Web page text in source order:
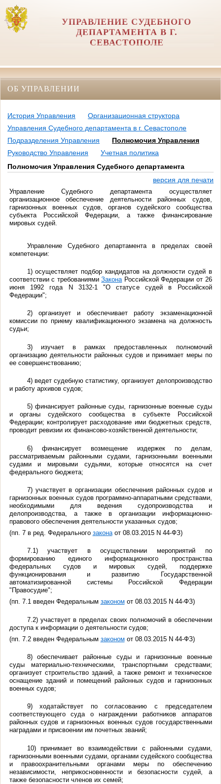
УПРАВЛЕНИЕ СУДЕБНОГО
ДЕПАРТАМЕНТА В Г.
СЕВАСТОПОЛЕ
ОБ УПРАВЛЕНИИ
История Управления
Организационная структора
Управления Судебного департамента в г. Севастополе
Подразделения Управления
Полномочия Управления
Руководство Управления
Учетная политика
Полномочия Управления Судебного департамента
версия для печати
Управление Судебного департамента осуществляет
организационное обеспечение деятельности районных судов,
гарнизонных военных судов, органов судейского сообщества
субъекта Российской Федерации, а также финансирование
мировых судей.
Управление Судебного департамента в пределах своей
компетенции:
1) осуществляет подбор кандидатов на должности судей в
соответствии с требованиямиЗакона Российской Федерации от 26
июня 1992 года N 3132-1 "О статусе судей в Российской
Федерации";
2) организует и обеспечивает работу экзаменационной
комиссии по приему квалификационного экзамена на должность
судьи;
3) изучает в рамках предоставленных полномочий
организацию деятельности районных судов и принимает меры по
ее совершенствованию;
4) ведет судебную статистику, организует делопроизводство
и работу архивов судов;
5) финансирует районные суды, гарнизонные военные суды
и органы судейского сообщества в субъекте Российской
Федерации; контролирует расходование ими бюджетных средств,
проводит ревизии их финансово-хозяйственной деятельности;
6) финансирует возмещение издержек по делам,
рассматриваемым районными судами, гарнизонными военными
судами и мировыми судьями, которые относятся на счет
федерального бюджета;
7) участвует в организации обеспечения районных судов и
гарнизонных военных судов программно-аппаратными средствами,
необходимыми для ведения судопроизводства и
делопроизводства, а также в организации информационно-
правового обеспечения деятельности указанных судов;
(пп. 7 в ред. Федерального законаот 08.03.2015 N 44-ФЗ)
7.1) участвует в осуществлении мероприятий по
формированию единого информационного пространства
федеральных судов и мировых судей, поддержке
функционирования и развитию Государственной
автоматизированной системы Российской Федерации
"Правосудие";
(пп. 7.1 введен Федеральным законом от 08.03.2015 N 44-ФЗ)
7.2) участвует в пределах своих полномочий в обеспечении
доступа к информации о деятельности судов;
(пп. 7.2 введен Федеральным законом от 08.03.2015 N 44-ФЗ)
8) обеспечивает районные суды и гарнизонные военные
суды материально-техническими, транспортными средствами;
организует строительство зданий, а также ремонт и техническое
оснащение зданий и помещений районных судов и гарнизонных
военных судов;
9) ходатайствует по согласованию с председателем
соответствующего суда о награждении работников аппаратов
районных судов и гарнизонных военных судов государственными
наградами и присвоении им почетных званий;
10) принимает во взаимодействии с районными судами,
гарнизонными военными судами, органами судейского сообщества
и правоохранительными органами меры по обеспечению
независимости, неприкосновенности и безопасности судей, а
также безопасности членов их семей;